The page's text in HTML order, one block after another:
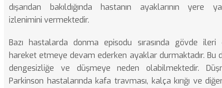
dışarıdan bakıldığında hastanın ayaklarının yere
izlenimini vermektedir.
Bazı hastalarda donma episodu sırasında gövde ileri
hareket etmeye devam ederken ayaklar durmaktadır. Bu
dengesizliğe ve düşmeye neden olabilmektedir.
Parkinson hastalarında kafa travması, kalça kırığı ve